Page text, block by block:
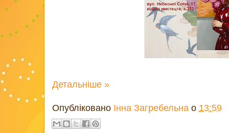
Детальніше »
Опубліковано Інна Загребельна о 13:59